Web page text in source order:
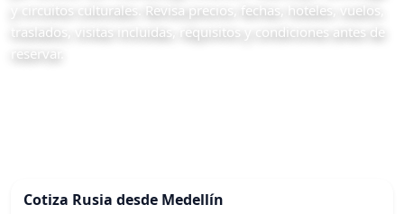
y circuitos culturales. Revisa precios, fechas, hoteles, vuelos,
traslados, visitas incluidas, requisitos y condiciones antes de
reservar.
Cotiza Rusia desde Medellín